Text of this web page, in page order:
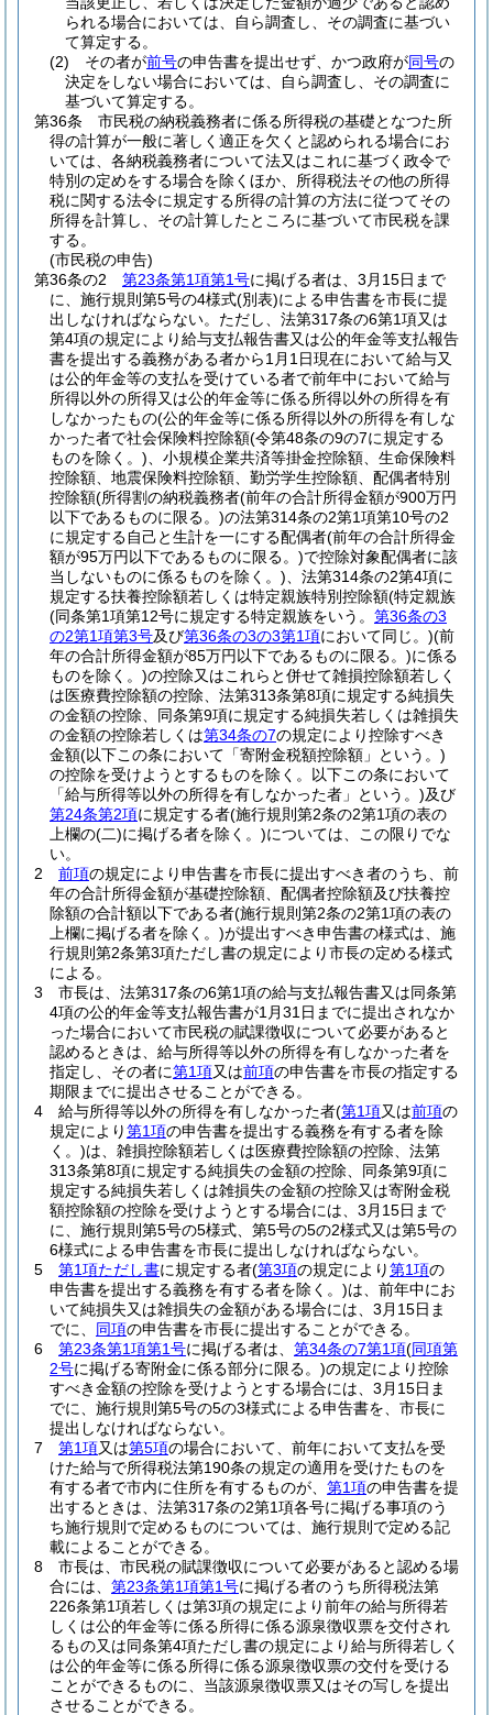
られる場合においては、自ら調査し、その調査に基づい
て算定する。
(2)
その者が前号の申告書を提出せず、かつ政府が同号の
決定をしない場合においては、自ら調査し、その調査に
基づいて算定する。
第36条
市民税の納税義務者に係る所得税の基礎となつた所
得の計算が一般に著しく適正を欠くと認められる場合にお
いては、各納税義務者について法又はこれに基づく政令で
特別の定めをする場合を除くほか、所得税法その他の所得
税に関する法令に規定する所得の計算の方法に従つてその
所得を計算し、その計算したところに基づいて市民税を課
する。
(市民税の申告)
第36条の2
第23条第1項第1号に掲げる者は、3月15日まで
に、施行規則第5号の4様式(別表)による申告書を市長に提
出しなければならない。 ただし、法第317条の6第1項又は
第4項の規定により給与支払報告書又は公的年金等支払報告
書を提出する義務がある者から1月1日現在において給与又
は公的年金等の支払を受けている者で前年中において給与
所得以外の所得又は公的年金等に係る所得以外の所得を有
しなかったもの(公的年金等に係る所得以外の所得を有しな
かった者で社会保険料控除額(令第48条の9の7に規定する
ものを除く。) 、小規模企業共済等掛金控除額、生命保険料
控除額、地震保険料控除額、勤労学生控除額、配偶者特別
控除額(所得割の納税義務者(前年の合計所得金額が900万円
以下であるものに限る。)の法第314条の2第1項第10号の2
に規定する自己と生計を一にする配偶者(前年の合計所得金
額が95万円以下であるものに限る。)で控除対象配偶者に該
当しないものに係るものを除く。) 、法第314条の2第4項に
規定する扶養控除額若しくは特定親族特別控除額(特定親族
(同条第1項第12号に規定する特定親族をいう。 第36条の3
の2第1項第3号及び第36条の3の3第1項において同じ。)(前
年の合計所得金額が85万円以下であるものに限る。)に係る
ものを除く。)の控除又はこれらと併せて雑損控除額若しく
は医療費控除額の控除、法第313条第8項に規定する純損失
の金額の控除、同条第9項に規定する純損失若しくは雑損失
の金額の控除若しくは第34条の7の規定により控除すべき
金額(以下この条において「寄附金税額控除額」という。)
の控除を受けようとするものを除く。以下この条において
「給与所得等以外の所得を有しなかった者」という。)及び
第24条第2項に規定する者(施行規則第2条の2第1項の表の
上欄の(二)に掲げる者を除く。)については、この限りでな
い。
2
前項の規定により申告書を市長に提出すべき者のうち、前
年の合計所得金額が基礎控除額、配偶者控除額及び扶養控
除額の合計額以下である者(施行規則第2条の2第1項の表の
上欄に掲げる者を除く。)が提出すべき申告書の様式は、施
行規則第2条第3項ただし書の規定により市長の定める様式
による。
3
市長は、法第317条の6第1項の給与支払報告書又は同条第
4項の公的年金等支払報告書が1月31日までに提出されなか
った場合において市民税の賦課徴収について必要があると
認めるときは、給与所得等以外の所得を有しなかった者を
指定し、その者に第1項又は前項の申告書を市長の指定する
期限までに提出させることができる。
4
給与所得等以外の所得を有しなかった者(第1項又は前項の
規定により第1項の申告書を提出する義務を有する者を除
く。)は、雑損控除額若しくは医療費控除額の控除、法第
313条第8項に規定する純損失の金額の控除、同条第9項に
規定する純損失若しくは雑損失の金額の控除又は寄附金税
額控除額の控除を受けようとする場合には、3月15日まで
に、施行規則第5号の5様式、第5号の5の2様式又は第5号の
6様式による申告書を市長に提出しなければならない。
5
第1項ただし書に規定する者(第3項の規定により第1項の
申告書を提出する義務を有する者を除く。)は、前年中にお
いて純損失又は雑損失の金額がある場合には、3月15日ま
でに、 同項の申告書を市長に提出することができる。
6
第23条第1項第1号に掲げる者は、 第34条の7第1項(同項第
2号に掲げる寄附金に係る部分に限る。)の規定により控除
すべき金額の控除を受けようとする場合には、3月15日ま
でに、施行規則第5号の5の3様式による申告書を、市長に
提出しなければならない。
7
第1項又は第5項の場合において、前年において支払を受
けた給与で所得税法第190条の規定の適用を受けたものを
有する者で市内に住所を有するものが、 第1項の申告書を提
出するときは、法第317条の2第1項各号に掲げる事項のう
ち施行規則で定めるものについては、施行規則で定める記
載によることができる。
8
市長は、市民税の賦課徴収について必要があると認める場
合には、 第23条第1項第1号に掲げる者のうち所得税法第
226条第1項若しくは第3項の規定により前年の給与所得若
しくは公的年金等に係る所得に係る源泉徴収票を交付され
るもの又は同条第4項ただし書の規定により給与所得若しく
は公的年金等に係る所得に係る源泉徴収票の交付を受ける
ことができるものに、当該源泉徴収票又はその写しを提出
させることができる。